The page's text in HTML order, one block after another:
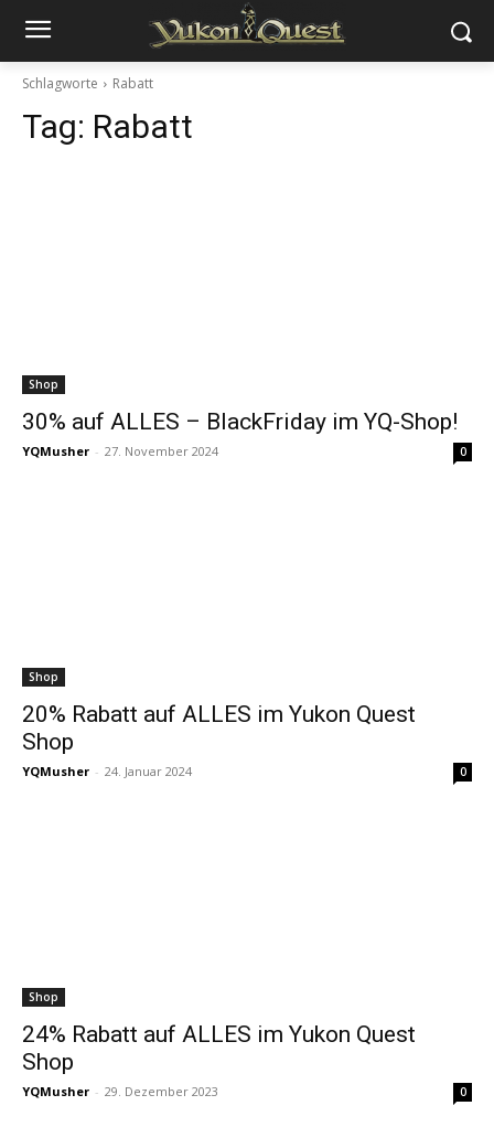
Schlagworte Rabatt
Tag: Rabatt
Shop
30% auf ALLES – BlackFriday im YQ-Shop!
YQMusher - 27. November 2024 0
Shop
20% Rabatt auf ALLES im Yukon Quest
Shop
YQMusher - 24. Januar 2024 0
Shop
24% Rabatt auf ALLES im Yukon Quest
Shop
YQMusher - 29. Dezember 2023 0